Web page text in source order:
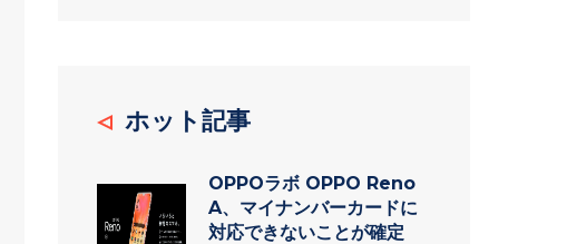
ホット記事
OPPOラボ OPPO Reno
A、マイナンバーカードに
対応できないことが確定